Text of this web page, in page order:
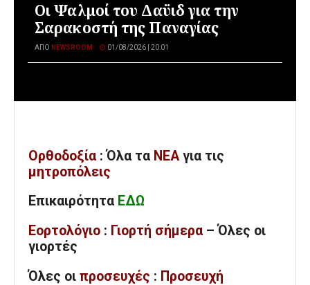
Οι Ψαλμοί του Δαϋιδ για την
Σαρακοστή της Παναγίας
ΑΠΌ NEWSROOM 01/08/2026 | 20:01
Ορθοδοξία : Όλα τα ΝΕΑ για τις
μητροπόλεις
Επικαιρότητα ΕΔΩ
Εορτολόγιο : Γιορτή σήμερα – Όλες οι
γιορτές
Όλες οι προσευχές : Προσευχή